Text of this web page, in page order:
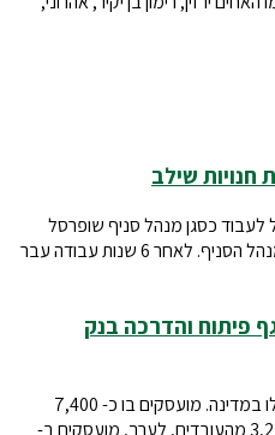
חנויות שילב
כסגן מנהל סניף שופרסל
בירושלים. תוך שנה, בגיל 23, הפך למנהל הסניף. לאחר 6 שנות עבודה עבר
פיתוח והדרכה בנק
בנק דיסקונט הוא הבנק השלישי בגודלו במדינה. מועסקים בו כ- 7,400
עובדים, מתוכם כ- 1,200 מנהלים. 3,200 מהעובדים, לערך, מועסקים ב-